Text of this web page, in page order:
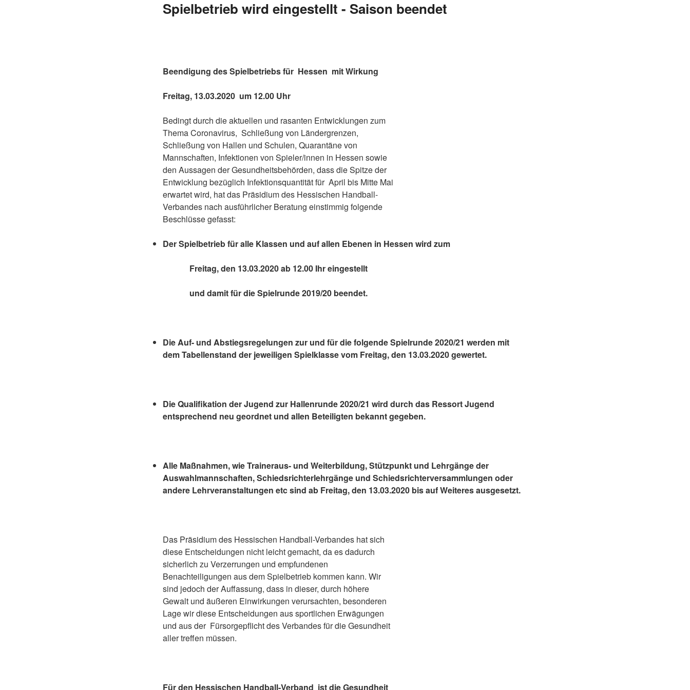
Spielbetrieb wird eingestellt - Saison beendet
Beendigung des Spielbetriebs für Hessen mit Wirkung
Freitag, 13.03.2020 um 12.00 Uhr
Bedingt durch die aktuellen und rasanten Entwicklungen zum
Thema Coronavirus, Schließung von Ländergrenzen,
Schließung von Hallen und Schulen, Quarantäne von
Mannschaften, Infektionen von Spieler/innen in Hessen sowie
den Aussagen der Gesundheitsbehörden, dass die Spitze der
Entwicklung bezüglich Infektionsquantität für April bis Mitte Mai
erwartet wird, hat das Präsidium des Hessischen Handball-
Verbandes nach ausführlicher Beratung einstimmig folgende
Beschlüsse gefasst:
Der Spielbetrieb für alle Klassen und auf allen Ebenen in Hessen wird zum
Freitag, den 13.03.2020 ab 12.00 Ihr eingestellt
und damit für die Spielrunde 2019/20 beendet.
Die Auf- und Abstiegsregelungen zur und für die folgende Spielrunde 2020/21 werden mit
dem Tabellenstand der jeweiligen Spielklasse vom Freitag, den 13.03.2020 gewertet.
Die Qualifikation der Jugend zur Hallenrunde 2020/21 wird durch das Ressort Jugend
entsprechend neu geordnet und allen Beteiligten bekannt gegeben.
Alle Maßnahmen, wie Traineraus- und Weiterbildung, Stützpunkt und Lehrgänge der
Auswahlmannschaften, Schiedsrichterlehrgänge und Schiedsrichterversammlungen oder
andere Lehrveranstaltungen etc sind ab Freitag, den 13.03.2020 bis auf Weiteres ausgesetzt.
Das Präsidium des Hessischen Handball-Verbandes hat sich
diese Entscheidungen nicht leicht gemacht, da es dadurch
sicherlich zu Verzerrungen und empfundenen
Benachteiligungen aus dem Spielbetrieb kommen kann. Wir
sind jedoch der Auffassung, dass in dieser, durch höhere
Gewalt und äußeren Einwirkungen verursachten, besonderen
Lage wir diese Entscheidungen aus sportlichen Erwägungen
und aus der Fürsorgepflicht des Verbandes für die Gesundheit
aller treffen müssen.
Für den Hessischen Handball-Verband ist die Gesundheit